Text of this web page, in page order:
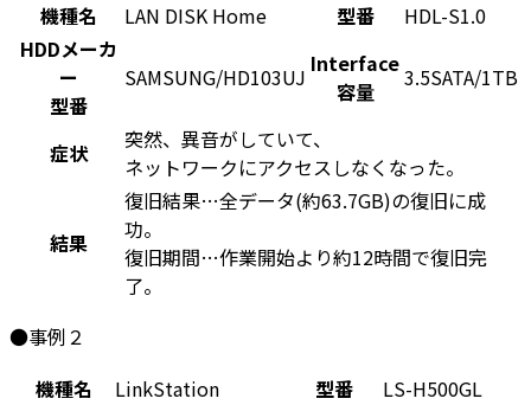
機種名
LAN DISK Home 型番
HDL-S1.0
HDDメーカ
ー
型番
SAMSUNG/HD103UJ Interface
容量
3.5SATA/1TB
症状
突然、異音がしていて、
ネットワークにアクセスしなくなった。
結果
復旧結果…全データ(約63.7GB)の復旧に成
功。
復旧期間…作業開始より約12時間で復旧完
了。
●事例２
機種名
LinkStation 型番
LS-H500GL